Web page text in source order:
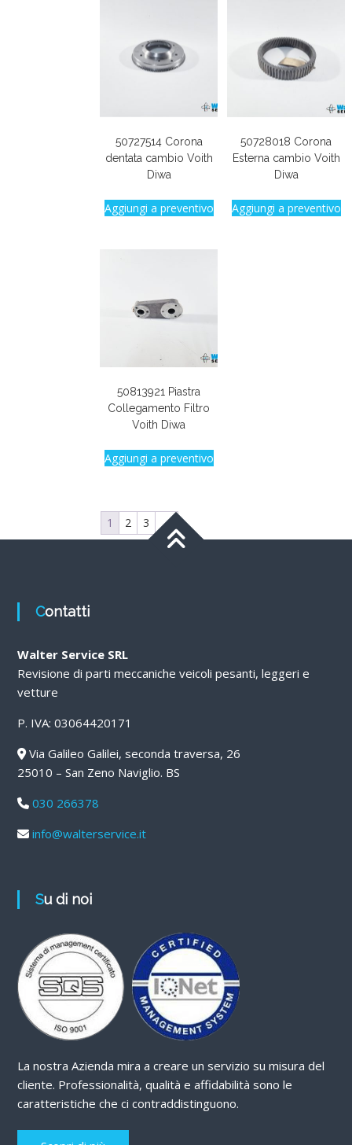
50727514 Corona
dentata cambio Voith
Diwa
Aggiungi a preventivo
50728018 Corona
Esterna cambio Voith
Diwa
Aggiungi a preventivo
50813921 Piastra
Collegamento Filtro
Voith Diwa
Aggiungi a preventivo
1 2 3 →
Contatti
Walter Service SRL
Revisione di parti meccaniche veicoli pesanti, leggeri e
vetture
P. IVA: 03064420171
Via Galileo Galilei, seconda traversa, 26
25010 – San Zeno Naviglio. BS
030 266378
info@walterservice.it
Su di noi
La nostra Azienda mira a creare un servizio su misura del
cliente. Professionalità, qualità e affidabilità sono le
caratteristiche che ci contraddistinguono.